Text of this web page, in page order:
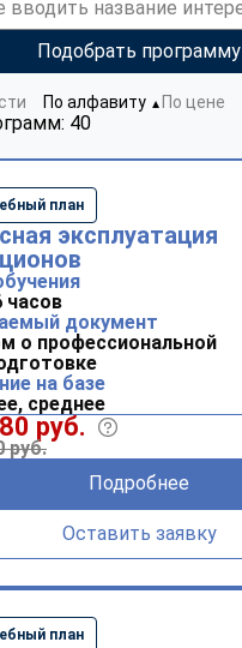
Подобрать программу
40
По алфавиту ▼ По цене
план
эксплуатация
часов
документ
о профессиональной
на базе
среднее
руб.
руб.
Подробнее
Оставить заявку
план